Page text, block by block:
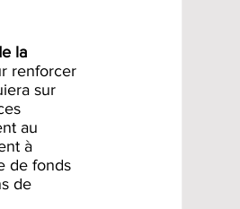
la
renforcer
sur
au
à
de fonds
de